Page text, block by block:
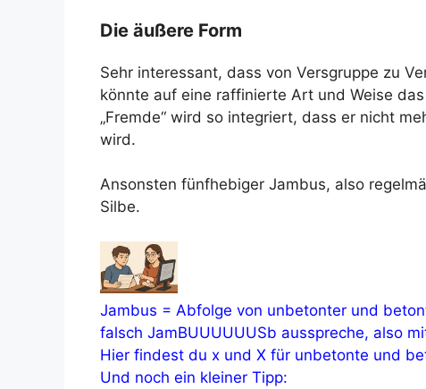
Die äußere Form
Sehr interessant, dass von Versgruppe zu
könnte auf eine raffinierte Art und Weise
„Fremde“ wird so integriert, dass er nicht
wird.
Ansonsten fünfhebiger Jambus, also
Silbe.
Jambus = Abfolge von unbetonter und
falsch JamBUUUUUUSb ausspreche, also
Hier findest du x und X für unbetonte und
Und noch ein kleiner Tipp: